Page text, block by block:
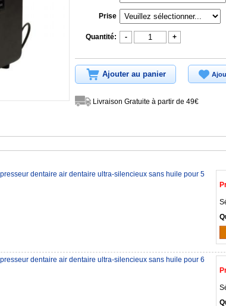
Prise
Quantité: - +
Ajouter au panier
Livraison Gratuite à partir de 49€
dentaire air dentaire ultra-silencieux sans huile pour 5
dentaire air dentaire ultra-silencieux sans huile pour 6